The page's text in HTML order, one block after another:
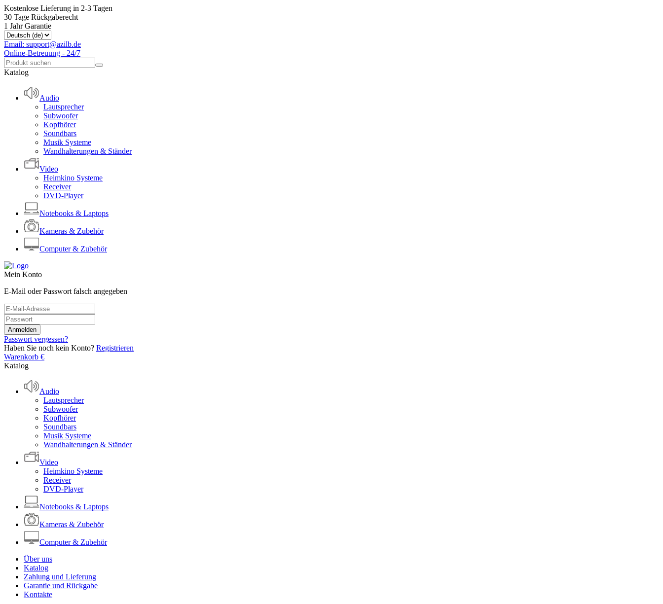
Kostenlose Lieferung in 2-3 Tagen
30 Tage Rückgaberecht
1 Jahr Garantie
Email: support@azilb.de
Online-Betreuung - 24/7
Katalog
Audio
Lautsprecher
Subwoofer
Kopfhörer
Soundbars
Musik Systeme
Wandhalterungen & Ständer
Video
Heimkino Systeme
Receiver
DVD-Player
Notebooks & Laptops
Kameras & Zubehör
Computer & Zubehör
Mein Konto
E-Mail oder Passwort falsch angegeben
Passwort vergessen?
Haben Sie noch kein Konto? Registrieren
Warenkorb €
Katalog
Audio
Lautsprecher
Subwoofer
Kopfhörer
Soundbars
Musik Systeme
Wandhalterungen & Ständer
Video
Heimkino Systeme
Receiver
DVD-Player
Notebooks & Laptops
Kameras & Zubehör
Computer & Zubehör
Über uns
Katalog
Zahlung und Lieferung
Garantie und Rückgabe
Kontakte